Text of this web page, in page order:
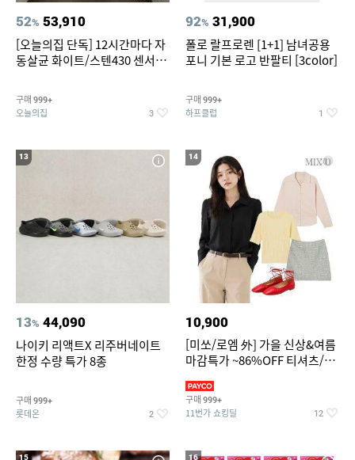
52% 53,910
[오늘의집 단독] 12시간마다 자
동살균 화이트/스텐430 센서휴
구매 999+
오늘의집 3
92% 31,900
폴로 랄프로렌 [1+1] 남녀공용
포니 기본 로고 반팔티 [3color]
구매 999+
하프클럽 1
13
13% 44,090
나이키 리액트X 리주버네이트
한정 수량 특가 8종
구매 999+
롯데온 2
14
10,900
[미쏘/로엠 外] 가을 신상&여름
마감특가 ~86%OFF 티셔츠/슬
구매 999+
11번가 쇼킹딜 12
15 16